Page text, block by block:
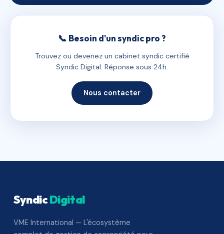
📞 Besoin d'un syndic pro ?
Trouvez ou devenez un cabinet syndic certifié
Syndic Digital. Réponse sous 24h.
Nous contacter
SyndicDigital
VME International — L'écosystème